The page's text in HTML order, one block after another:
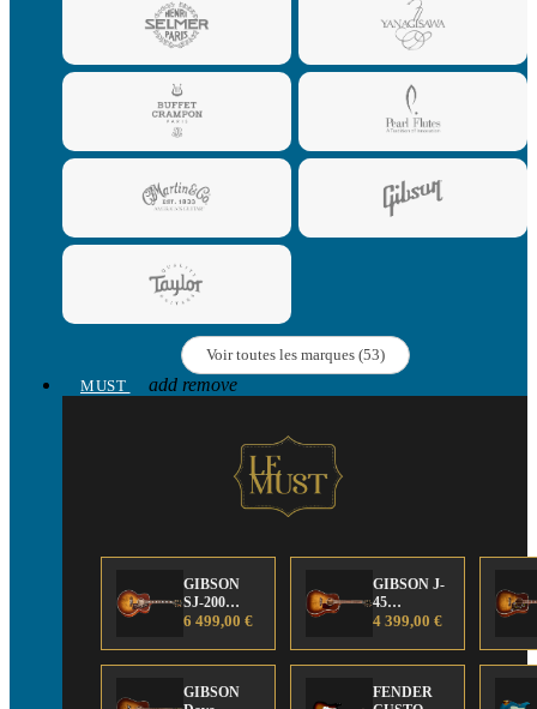
Voir toutes les marques (53)
MUST
add remove
GIBSON
SJ-200
Anniversary
Edition
6 499,00 €
GIBSON J-
45
Anniversary
Edition
4 399,00 €
GIBSON
FENDER